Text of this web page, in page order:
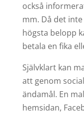
också
mm. Då det
högsta belopp
betala en fika
Självklart kan
att genom
ändamål. En
hemsidan,